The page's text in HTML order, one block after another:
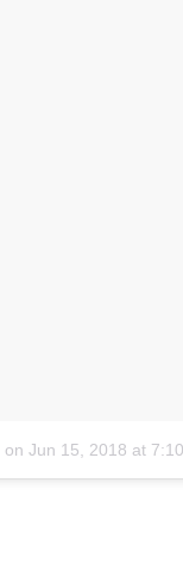
on Jun 15, 2018 at